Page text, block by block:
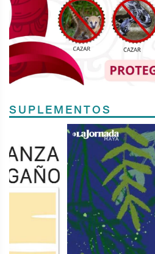
SUPLEMENTOS